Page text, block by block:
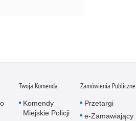
Twoja Komenda
Komendy
Miejskie Policji
Zamówienia Publiczne
Przetargi
e-Zamawiający